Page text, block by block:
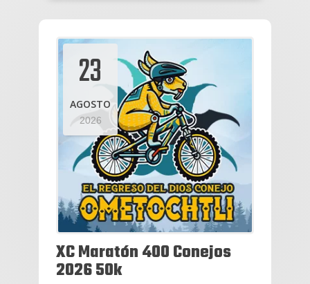
23
AGOSTO
2026
XC Maratón 400 Conejos
2026 50k